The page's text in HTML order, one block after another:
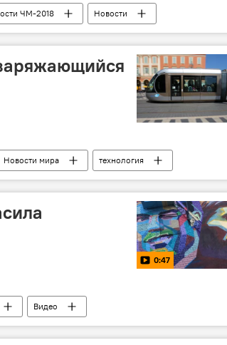
ЧМ-2018
Новости
ЧМ-2018 1/8 финала
Новости мира
технология
0:47
Видео